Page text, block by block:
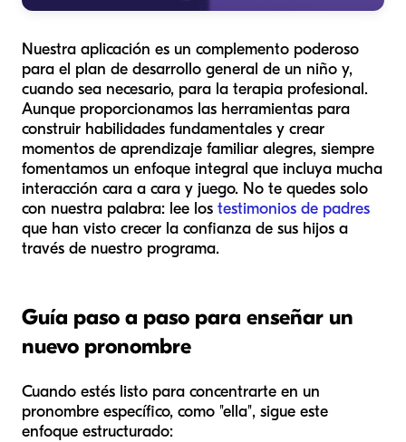
Nuestra aplicación es un complemento poderoso
para el plan de desarrollo general de un niño y,
cuando sea necesario, para la terapia profesional.
Aunque proporcionamos las herramientas para
construir habilidades fundamentales y crear
momentos de aprendizaje familiar alegres, siempre
fomentamos un enfoque integral que incluya mucha
interacción cara a cara y juego. No te quedes solo
con nuestra palabra: lee los testimonios de padres
que han visto crecer la confianza de sus hijos a
través de nuestro programa.
Guía paso a paso para enseñar un
nuevo pronombre
Cuando estés listo para concentrarte en un
pronombre específico, como "ella", sigue este
enfoque estructurado: